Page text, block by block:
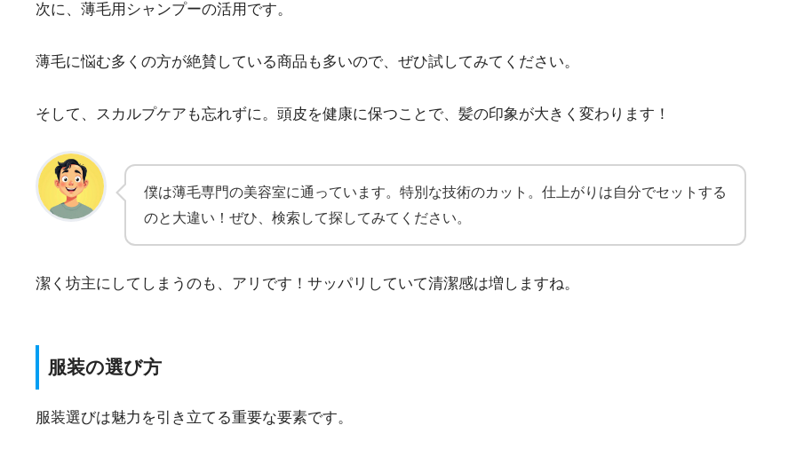
次に、薄毛用シャンプーの活用です。
薄毛に悩む多くの方が絶賛している商品も多いので、ぜひ試してみてください。
そして、スカルプケアも忘れずに。頭皮を健康に保つことで、髪の印象が大きく変わります！
僕は薄毛専門の美容室に通っています。特別な技術のカット。仕上がりは自分でセットする
のと大違い！ぜひ、検索して探してみてください。
潔く坊主にしてしまうのも、アリです！サッパリしていて清潔感は増しますね。
服装の選び方
服装選びは魅力を引き立てる重要な要素です。